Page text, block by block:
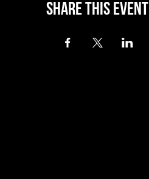
Share this event